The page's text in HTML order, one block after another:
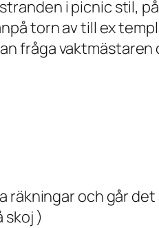
i picnic stil,
torn av till ex
fråga
och går
skoj )